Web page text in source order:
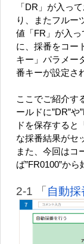
「DR」が入っ
り、またフルー
値「FR」が入っ
に、採番をコー
キー」パラメー
番キーが設定さ
ここでご紹介す
ールドに”DR”
ドを保存すると
な採番結果がセ
また、今回はコ
ば”FR0100”か
2-1 「 自動採